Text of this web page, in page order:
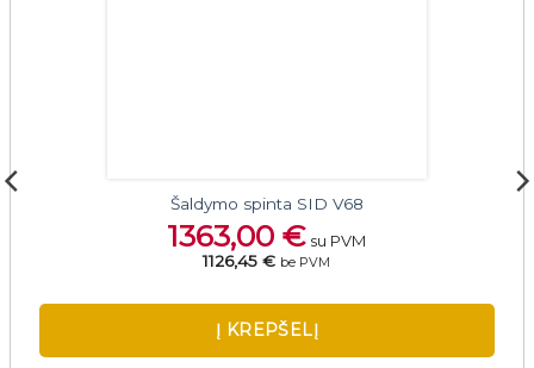
Šaldymo spinta SID V68
1363,00€ su PVM
1126,45 € be PVM
Į KREPŠELĮ